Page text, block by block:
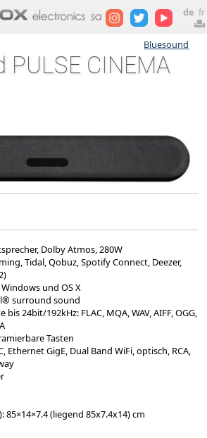
de fr
Bluesound
PULSE CINEMA
Dolby Atmos, 280W
Tidal, Qobuz, Spotify Connect, Deezer,
und OS X
surround sound
24bit/192kHz: FLAC, MQA, WAV, AIFF, OGG,
Tasten
Ethernet GigE, Dual Band WiFi, optisch, RCA,
85×14×7.4 (liegend 85x7.4x14) cm